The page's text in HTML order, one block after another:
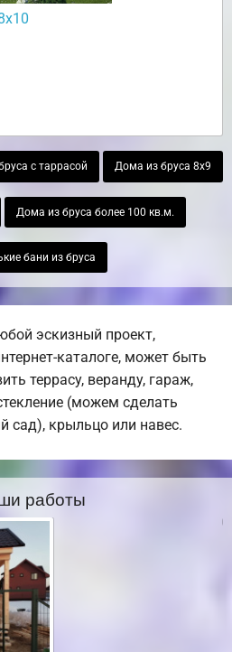
с таррасой Дома из бруса 8х9
Дома из бруса более 100 кв.м.
бани из бруса
эскизный проект,
каталоге, может быть
террасу, веранду, гараж,
(можем сделать
сад), крыльцо или навес.
работы